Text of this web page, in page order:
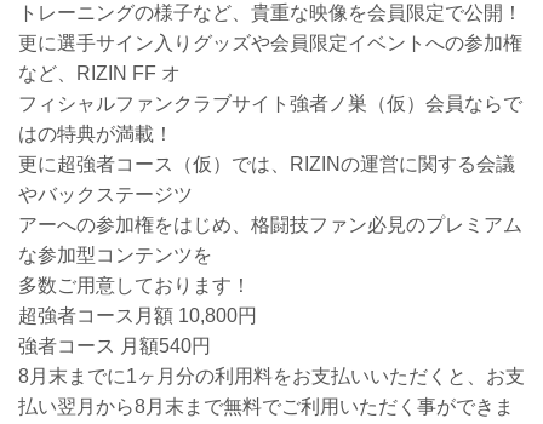
トレーニングの様子など、貴重な映像を会員限定で公開！
更に選手サイン入りグッズや会員限定イベントへの参加権
など、RIZIN FF オ
フィシャルファンクラブサイト強者ノ巣（仮）会員ならで
はの特典が満載！
更に超強者コース（仮）では、RIZINの運営に関する会議
やバックステージツ
アーへの参加権をはじめ、格闘技ファン必見のプレミアム
な参加型コンテンツを
多数ご用意しております！
超強者コース月額 10,800円
強者コース 月額540円
8月末までに1ヶ月分の利用料をお支払いいただくと、お支
払い翌月から8月末まで無料でご利用いただく事ができま